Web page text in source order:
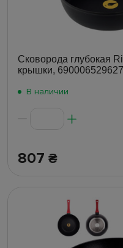
Сковорода глубокая
крышки,
В наличии
807 ₴